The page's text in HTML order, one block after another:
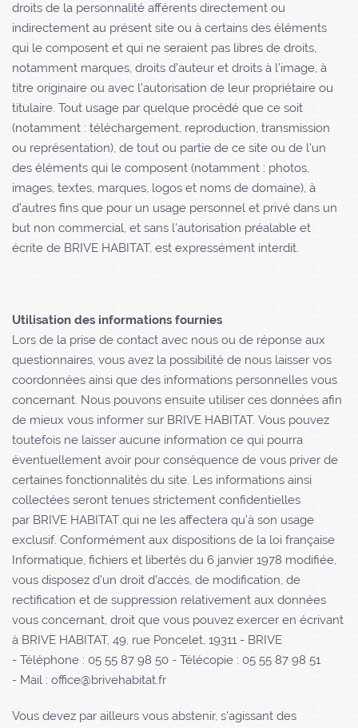
droits de la personnalité afférents directement ou
indirectement au présent site ou à certains des éléments
qui le composent et qui ne seraient pas libres de droits,
notamment marques, droits d’auteur et droits à l’image, à
titre originaire ou avec l’autorisation de leur propriétaire ou
titulaire. Tout usage par quelque procédé que ce soit
(notamment : téléchargement, reproduction, transmission
ou représentation), de tout ou partie de ce site ou de l’un
des éléments qui le composent (notamment : photos,
images, textes, marques, logos et noms de domaine), à
d’autres fins que pour un usage personnel et privé dans un
but non commercial, et sans l'autorisation préalable et
écrite de BRIVE HABITAT, est expressément interdit.
Utilisation des informations fournies
Lors de la prise de contact avec nous ou de réponse aux
questionnaires, vous avez la possibilité de nous laisser vos
coordonnées ainsi que des informations personnelles vous
concernant. Nous pouvons ensuite utiliser ces données afin
de mieux vous informer sur BRIVE HABITAT. Vous pouvez
toutefois ne laisser aucune information ce qui pourra
éventuellement avoir pour conséquence de vous priver de
certaines fonctionnalités du site. Les informations ainsi
collectées seront tenues strictement confidentielles
par BRIVE HABITAT qui ne les affectera qu’à son usage
exclusif. Conformément aux dispositions de la loi française
Informatique, fichiers et libertés du 6 janvier 1978 modifiée,
vous disposez d’un droit d’accès, de modification, de
rectification et de suppression relativement aux données
vous concernant, droit que vous pouvez exercer en écrivant
à BRIVE HABITAT, 49, rue Poncelet, 19311 - BRIVE
- Téléphone : 05 55 87 98 50 - Télécopie : 05 55 87 98 51
- Mail : office@brivehabitat.fr
Vous devez par ailleurs vous abstenir, s'agissant des